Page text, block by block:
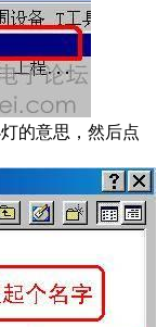
的意思，然后点